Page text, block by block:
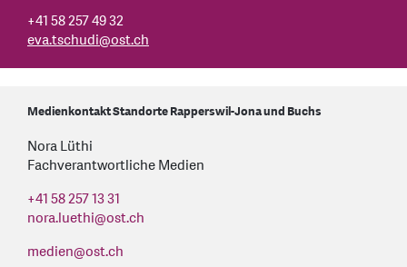
+41 58 257 49 32
eva.tschudi@ost.ch
Medienkontakt Standorte Rapperswil-Jona und Buchs
Nora Lüthi
Fachverantwortliche Medien
+41 58 257 13 31
nora.luethi@ost.ch
medien@ost.ch